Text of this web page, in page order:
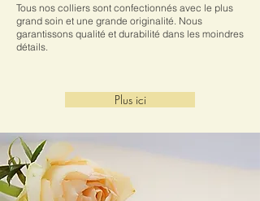
Tous nos colliers sont confectionnés avec le plus
grand soin et une grande originalité. Nous
garantissons qualité et durabilité dans les moindres
détails.
Plus ici